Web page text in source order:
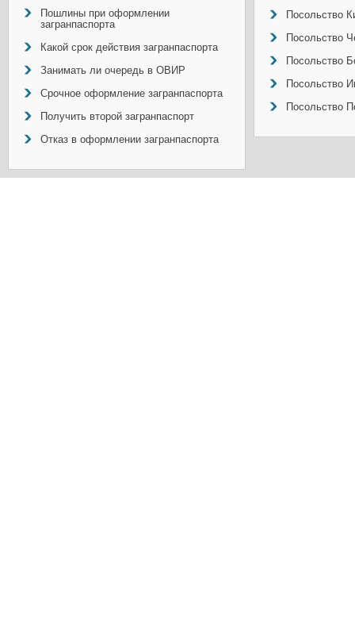
Пошлины при оформлении
загранпаспорта
Какой срок действия загранпаспорта
Занимать ли очередь в ОВИР
Срочное оформление загранпаспорта
Получить второй загранпаспорт
Отказ в оформлении загранпаспорта
Посольство
Посольство
Посольство
Посольство
Посольство